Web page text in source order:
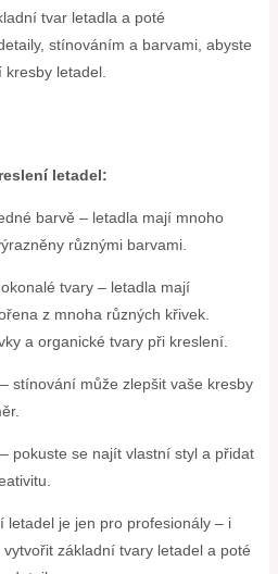
tvar letadla a poté
stínováním a barvami, abyste
letadel.
letadel:
barvě – letadla mají mnoho
různými barvami.
tvary – letadla mají
z mnoha různých křivek.
a organické tvary při kreslení.
stínování může zlepšit vaše kresby
pokuste se najít vlastní styl a přidat
letadel je jen pro profesionály – i
základní tvary letadel a poté